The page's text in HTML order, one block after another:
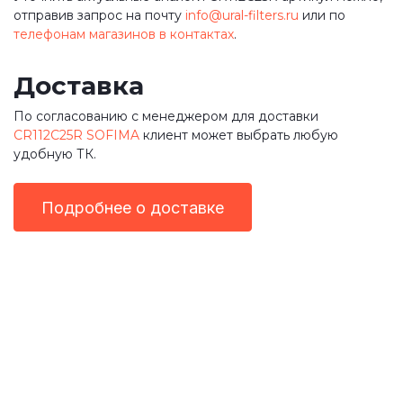
отправив запрос на почту info@ural-filters.ru или по
телефонам магазинов в контактах.
Доставка
По согласованию с менеджером для доставки
CR112C25R SOFIMA клиент может выбрать любую
удобную ТК.
Подробнее о доставке